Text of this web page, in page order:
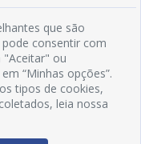
que são
consentir com
"Aceitar" ou
“Minhas opções”.
tipos de cookies,
leia nossa